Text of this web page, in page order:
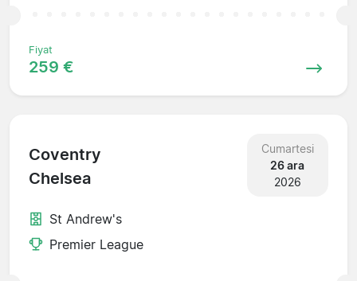
Fiyat
259 €
Coventry
Chelsea
Cumartesi
26 ara
2026
St Andrew's
Premier League